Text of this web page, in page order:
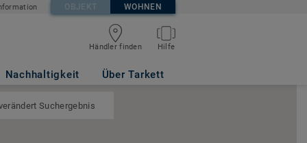
OBJEKT WOHNEN
Händler finden Hilfe
Nachhaltigkeit Über Tarkett
Suchergebnis